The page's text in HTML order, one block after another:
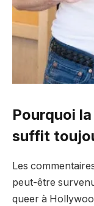
Pourquoi
suffit
Les
peut-être
queer à